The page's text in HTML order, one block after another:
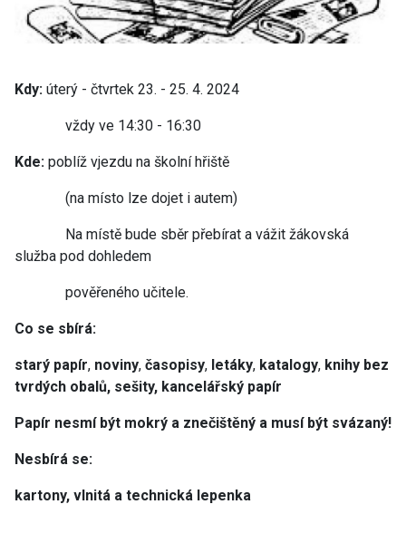
Kdy: úterý - čtvrtek 23. - 25. 4. 2024
vždy ve 14:30 - 16:30
Kde: poblíž vjezdu na školní hřiště
(na místo lze dojet i autem)
Na místě bude sběr přebírat a vážit žákovská
služba pod dohledem
pověřeného učitele.
Co se sbírá:
starý papír, noviny, časopisy, letáky, katalogy, knihy bez
tvrdých obalů, sešity, kancelářský papír
Papír nesmí být mokrý a znečištěný a musí být svázaný!
Nesbírá se:
kartony, vlnitá a technická lepenka